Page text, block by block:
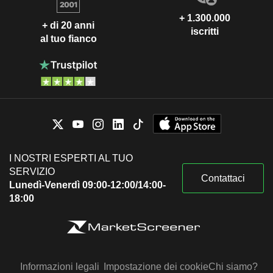
+ di 20 anni
al tuo fianco
+ 1.300.000
iscritti
I NOSTRI ESPERTI AL TUO
SERVIZIO
Lunedì-Venerdì 09:00-12:00/14:00-
18:00
Contattaci
Informazioni legali Impostazione dei cookieChi siamo?